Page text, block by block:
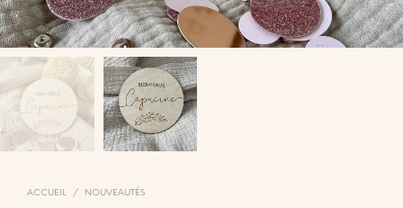
ACCUEIL / NOUVEAUTÉS